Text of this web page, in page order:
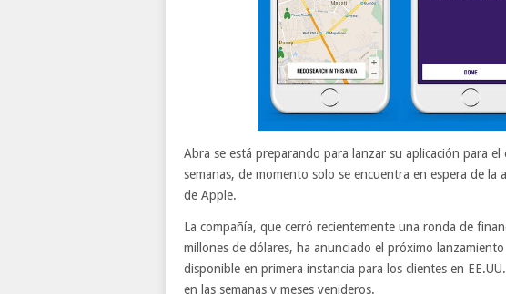
Abra se está preparando para lanzar su aplicación para
semanas, de momento solo se encuentra en espera de
de Apple.
La compañía, que cerró recientemente una ronda de
millones de dólares, ha anunciado el próximo
disponible en primera instancia para los clientes en
en las semanas y meses venideros.